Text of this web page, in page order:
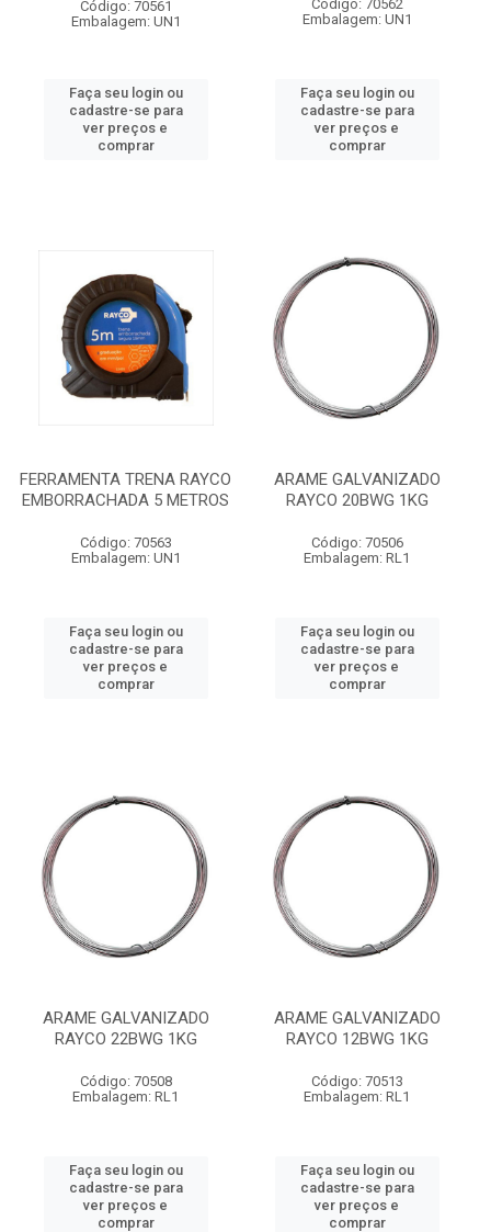
Código: 70561
Embalagem: UN1
Faça seu login ou
cadastre-se para
ver preços e
comprar
Código: 70562
Embalagem: UN1
Faça seu login ou
cadastre-se para
ver preços e
comprar
FERRAMENTA TRENA RAYCO
EMBORRACHADA 5 METROS
Código: 70563
Embalagem: UN1
Faça seu login ou
cadastre-se para
ver preços e
comprar
ARAME GALVANIZADO
RAYCO 20BWG 1KG
Código: 70506
Embalagem: RL1
Faça seu login ou
cadastre-se para
ver preços e
comprar
ARAME GALVANIZADO
RAYCO 22BWG 1KG
Código: 70508
Embalagem: RL1
Faça seu login ou
cadastre-se para
ver preços e
comprar
ARAME GALVANIZADO
RAYCO 12BWG 1KG
Código: 70513
Embalagem: RL1
Faça seu login ou
cadastre-se para
ver preços e
comprar